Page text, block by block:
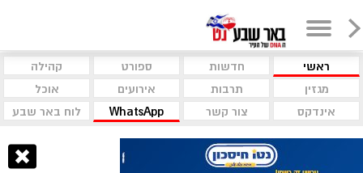
ראשי חדשות ספורט
קהילה
מגזין
תרבות אירועים
אוכל
אינדקס
צור קשר WhatsApp לוח באר שבע